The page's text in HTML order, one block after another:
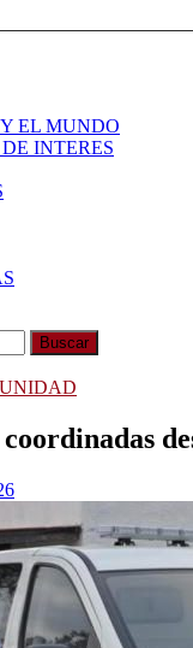
EL MUNDO
INTERES